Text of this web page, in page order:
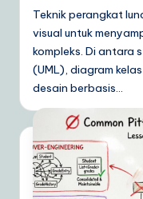
Teknik perangkat
visual untuk
kompleks. Di antara
(UML), diagram
desain berbasis…